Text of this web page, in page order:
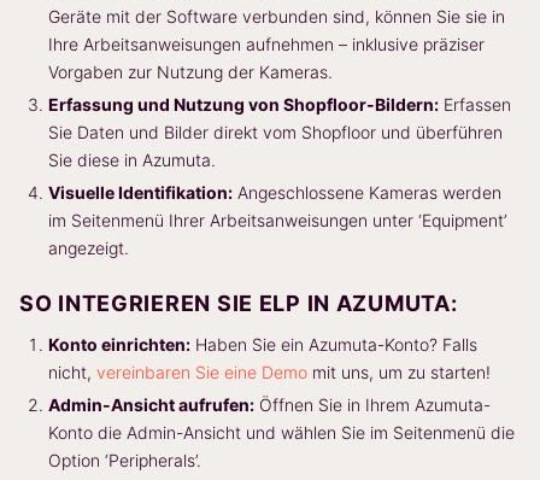
Geräte mit der Software verbunden sind, können Sie sie in
Ihre Arbeitsanweisungen aufnehmen – inklusive präziser
Vorgaben zur Nutzung der Kameras.
Erfassung und Nutzung von Shopfloor-Bildern: Erfassen
Sie Daten und Bilder direkt vom Shopfloor und überführen
Sie diese in Azumuta.
Visuelle Identifikation: Angeschlossene Kameras werden
im Seitenmenü Ihrer Arbeitsanweisungen unter ‘Equipment’
angezeigt.
SO INTEGRIEREN SIE ELP IN AZUMUTA:
Konto einrichten: Haben Sie ein Azumuta-Konto? Falls
nicht, vereinbaren Sie eine Demo mit uns, um zu starten!
Admin-Ansicht aufrufen: Öffnen Sie in Ihrem Azumuta-
Konto die Admin-Ansicht und wählen Sie im Seitenmenü die
Option ‘Peripherals’.